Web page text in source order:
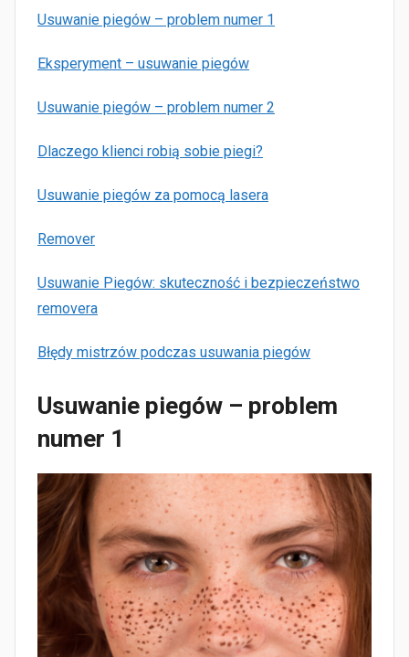
Usuwanie piegów – problem numer 1
Eksperyment – usuwanie piegów
Usuwanie piegów – problem numer 2
Dlaczego klienci robią sobie piegi?
Usuwanie piegów za pomocą lasera
Remover
Usuwanie Piegów: skuteczność i bezpieczeństwo
removera
Błędy mistrzów podczas usuwania piegów
Usuwanie piegów – problem
numer 1